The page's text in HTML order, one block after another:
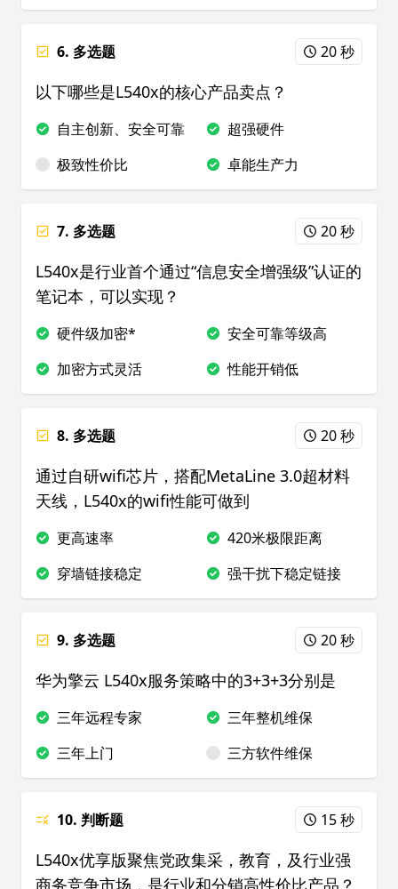
6. 多选题 20 秒
以下哪些是L540x的核心产品卖点？
自主创新、安全可靠
超强硬件
极致性价比
卓能生产力
7. 多选题 20 秒
L540x是行业首个通过“信息安全增强级”认证的
笔记本，可以实现？
硬件级加密*
安全可靠等级高
加密方式灵活
性能开销低
8. 多选题 20 秒
通过自研wifi芯片，搭配MetaLine 3.0超材料
天线，L540x的wifi性能可做到
更高速率
420米极限距离
穿墙链接稳定
强干扰下稳定链接
9. 多选题 20 秒
华为擎云 L540x服务策略中的3+3+3分别是
三年远程专家
三年整机维保
三年上门
三方软件维保
10. 判断题 15 秒
L540x优享版聚焦党政集采，教育，及行业强
商务竞争市场，是行业和分销高性价比产品？